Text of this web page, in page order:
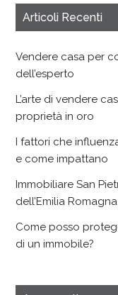
Articoli Recenti
Vendere casa per
dell’esperto
L’arte di vendere
proprietà in oro
I fattori che
e come impattano
Immobiliare San
dell’Emilia
Come posso
di un immobile?